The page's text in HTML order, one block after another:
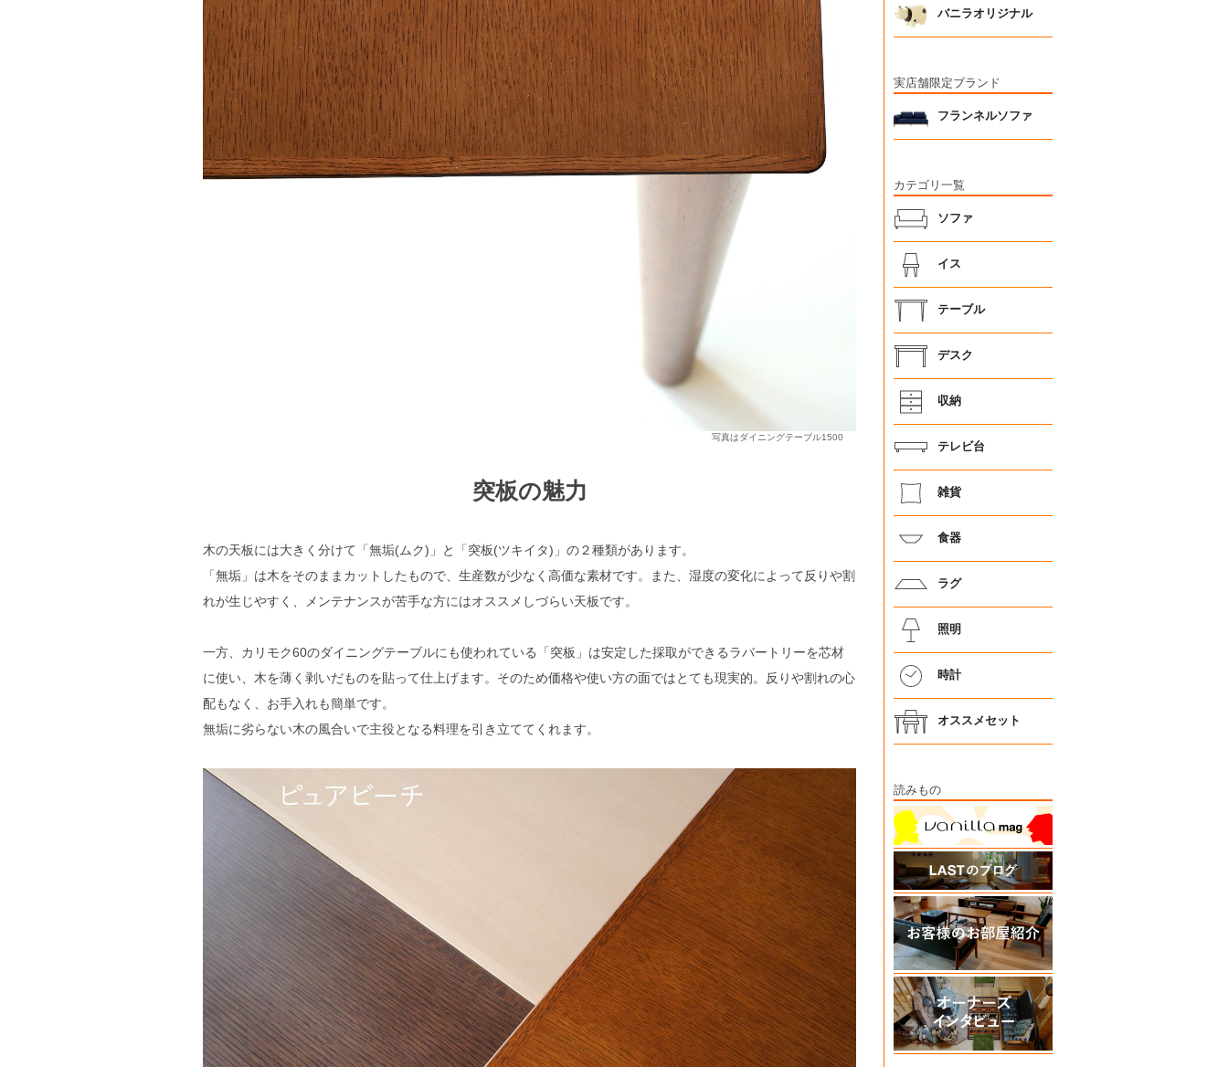
写真はダイニングテーブル1500
突板の魅力
木の天板には大きく分けて「無垢(ムク)」と「突板(ツキイタ)」の２種類があります。
「無垢」は木をそのままカットしたもので、生産数が少なく高価な素材です。また、湿度の変化によって反りや割
れが生じやすく、メンテナンスが苦手な方にはオススメしづらい天板です。
一方、カリモク60のダイニングテーブルにも使われている「突板」は安定した採取ができるラバートリーを芯材
に使い、木を薄く剥いだものを貼って仕上げます。そのため価格や使い方の面ではとても現実的。反りや割れの心
配もなく、お手入れも簡単です。
無垢に劣らない木の風合いで主役となる料理を引き立ててくれます。
バニラオリジナル
実店舗限定ブランド
フランネルソファ
カテゴリ一覧
ソファ
イス
テーブル
デスク
収納
テレビ台
雑貨
食器
ラグ
照明
時計
オススメセット
読みもの